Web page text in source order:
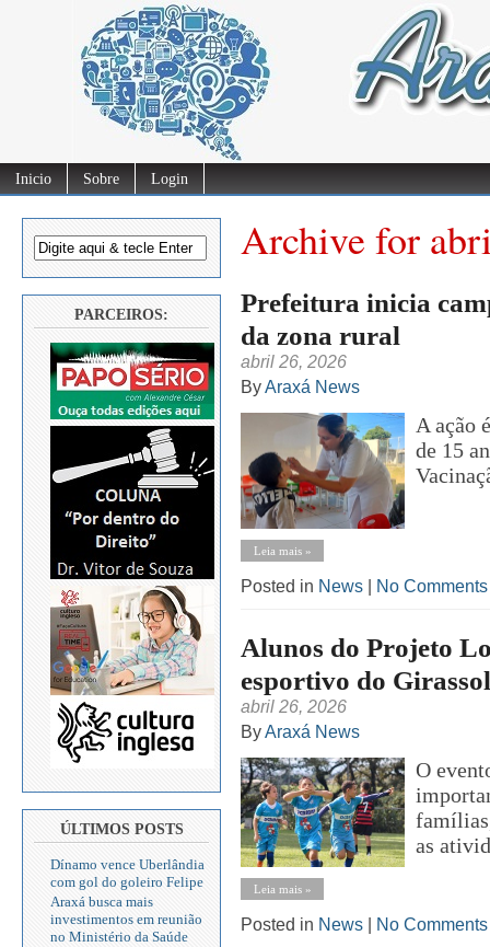
Inicio Sobre Login
PARCEIROS:
ÚLTIMOS POSTS
Dínamo vence Uberlândia
com gol do goleiro Felipe
Araxá busca mais
investimentos em reunião
no Ministério da Saúde
Archive for
Prefeitura inicia
da zona rural
abril 26, 2026
ByAraxá News
A ação
de 15
Leia mais »
Posted in News No
Alunos do Projeto
esportivo do Girassol
abril 26, 2026
ByAraxá News
O
as
Leia mais »
Posted in News No